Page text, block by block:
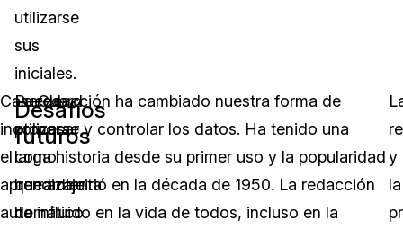
utilizarse
sus
iniciales.
CaseGuard
incorpora
el
aprendizaje
automático
Puede
utilizarse
como
herramienta
de
Desafíos
futuros
La redacción ha cambiado nuestra forma de
procesar y controlar los datos. Ha tenido una
larga historia desde su primer uso y la popularidad
que adquirió en la década de 1950. La redacción
ha influido en la vida de todos, incluso en la
y
la